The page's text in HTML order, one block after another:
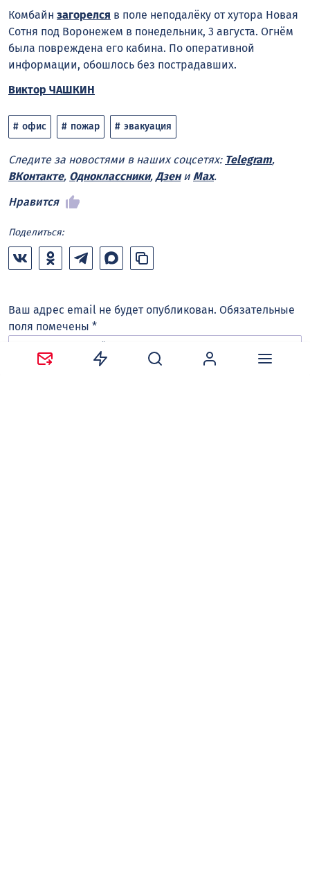
Комбайн загорелся в поле неподалёку от хутора Новая
Сотня под Воронежем в понедельник, 3 августа. Огнём
была повреждена его кабина. По оперативной
информации, обошлось без пострадавших.
Виктор ЧАШКИН
офис пожар эвакуация
Следите за новостями в наших соцсетях: Telegram,
ВКонтакте, Одноклассники, Дзени Max.
Нравится
Поделиться:
Ваш адрес email не будет опубликован. Обязательные
поля помечены *